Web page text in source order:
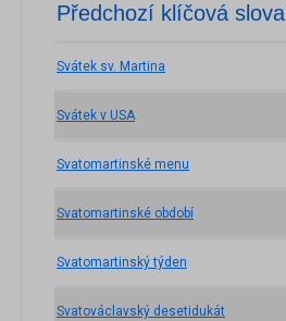
Předchozí klíčová slova
Svátek sv. Martina
Svátek v USA
Svatomartinské menu
Svatomartinské období
Svatomartinský týden
Svatováclavský desetidukát